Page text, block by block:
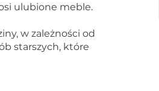
ulubione meble.
w zależności od
starszych, które